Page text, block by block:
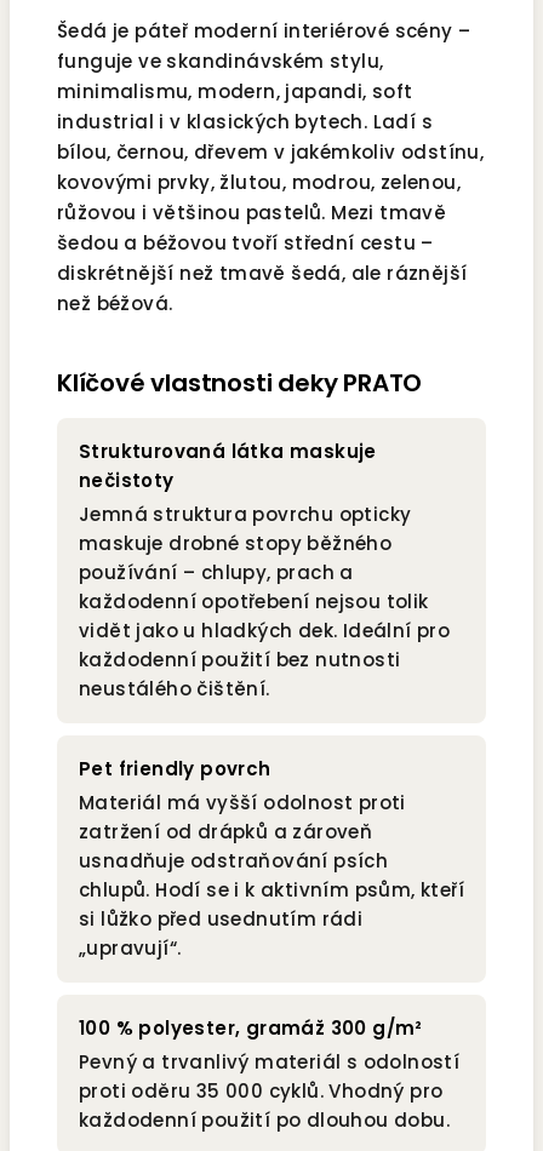
Šedá je páteř moderní interiérové scény –
funguje ve skandinávském stylu,
minimalismu, modern, japandi, soft
industrial i v klasických bytech. Ladí s
bílou, černou, dřevem v jakémkoliv odstínu,
kovovými prvky, žlutou, modrou, zelenou,
růžovou i většinou pastelů. Mezi tmavě
šedou a béžovou tvoří střední cestu –
diskrétnější než tmavě šedá, ale ráznější
než béžová.
Klíčové vlastnosti deky PRATO
Strukturovaná látka maskuje
nečistoty
Jemná struktura povrchu opticky
maskuje drobné stopy běžného
používání – chlupy, prach a
každodenní opotřebení nejsou tolik
vidět jako u hladkých dek. Ideální pro
každodenní použití bez nutnosti
neustálého čištění.
Pet friendly povrch
Materiál má vyšší odolnost proti
zatržení od drápků a zároveň
usnadňuje odstraňování psích
chlupů. Hodí se i k aktivním psům, kteří
si lůžko před usednutím rádi
„upravují“.
100 % polyester, gramáž 300 g/m²
Pevný a trvanlivý materiál s odolností
proti oděru 35 000 cyklů. Vhodný pro
každodenní použití po dlouhou dobu.